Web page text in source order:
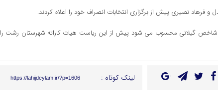
فرهاد نصیری پیش از برگزاری انتخابات انصراف خود را اعلام کردند.
شاخص گیلانی محسوب می شود پیش از این ریاست هیات کاراته شهرستان رشت را
لینک کوتاه : https://lahijdeylam.ir/?p=1606